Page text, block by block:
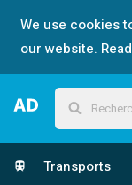
We use cookies
our website.
Transports